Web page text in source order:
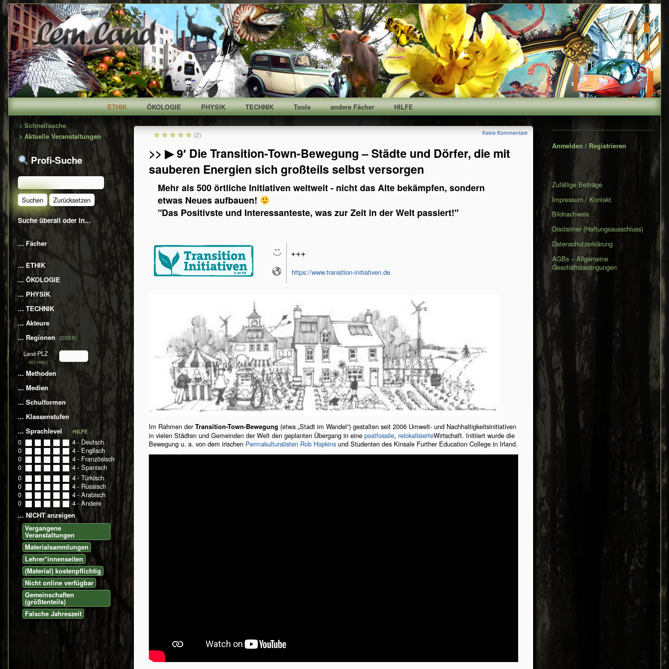
ETHIK ÖKOLOGIE PHYSIK TECHNIK Tools andere Fächer HILFE
>> ▶ 9′ Die Transition-Town-Bewegung – Städte und Dörfer, die mit
sauberen Energien sich großteils selbst versorgen
Mehr als 500 örtliche Initiativen weltweit - nicht das Alte bekämpfen, sondern
etwas Neues aufbauen!
"Das Positivste und Interessanteste, was zur Zeit in der Welt passiert!"
+++
https://www.transition-initiativen.de
Im Rahmen derTransition-Town-Bewegung (etwa „Stadt im Wandel“) gestalten seit 2006 Umwelt- und Nachhaltigkeitsinitiativen
in vielen Städten und Gemeinden der Welt den geplanten Übergang in eine postfossile, relokalisierteWirtschaft. Initiiert wurde die
Bewegung u. a. von dem irischen Permakulturalisten Rob Hopkinsund Studenten des Kinsale Further Education College in Irland.
(2) Keine Kommentare
Primary
Sidebar
> Schnellsuche
> Aktuelle Veranstaltungen
Profi-Suche
Suche überall oder in...
... Fächer
... ETHIK
... ÖKOLOGIE
... PHYSIK
... TECHNIK
... Akteure
... Regionen (ODER)
Land-PLZ
ISO-3166-2
... Methoden
... Medien
... Schulformen
... Klassenstufen
... Sprachlevel
HILFE
0 0 1 2 3 4- Deutsch
0
0 1 2 3 4- Englisch
0
0 1 2 3 4- Französisch
0
0 1 2 3 4- Spanisch
0
0 1 2 3 4- Türkisch
0
0 1 2 3 4- Russisch
0
0 1 2 3 4- Arabisch
0
0 1 2 3 4- Andere
... NICHT anzeigen
Vergangene
Veranstaltungen
Materialsammlungen
Lehrer*innenseiten
(Material) kostenpflichtig
Nicht online verfügbar
Gemeinschaften
(größtenteils)
Falsche Jahreszeit
Secondary
Sidebar
Anmelden / Registrieren
Zufällige Beiträge
Impressum / Kontakt
Bildnachweis
Disclaimer (Haftungsausschluss)
Datenschutzerklärung
AGBs – Allgemeine
Geschäftsbedingungen